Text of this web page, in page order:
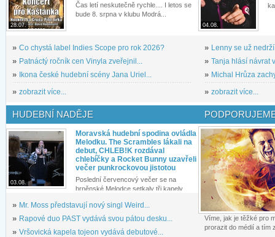
28.07.
Čas letí neskutečně rychle.... I letos se
bude 8. srpna v klubu Modrá...
» Co chystá label Indies Scope pro rok 2026?
» Patnáctý ročník cen Vinyla zveřejnil...
»
Ikona české hudební scény Jana Uriel...
» zobrazit více...
04.08.
» Lenny se už
» Tanja hlásí návrat
» Michal Hrůza
» zobrazit více...
HUDEBNÍ NADĚJE
03.08.
Moravská hudební spodina ovládla
Melodku. The Scrambles lákali na
debut, CHLEB!K rozdával
chlebíčky a Rocket Bunny uzavřeli
večer punkrockovou jistotou
Poslední červencový večer se na
brněnské Melodce setkaly tři kapely...
» Mr. Moss představují nový singl Weird...
» Rapové duo PAST vydává svou pátou desku...
» Vršovická kapela tojeon vydává debutové...
Víme, jak je těžké pro
prorazit do médií a tím